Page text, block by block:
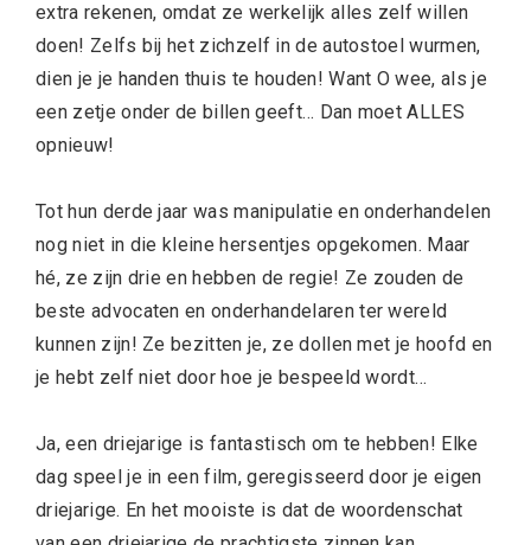
extra rekenen, omdat ze werkelijk alles zelf willen
doen! Zelfs bij het zichzelf in de autostoel wurmen,
dien je je handen thuis te houden! Want O wee, als je
een zetje onder de billen geeft… Dan moet ALLES
opnieuw!
Tot hun derde jaar was manipulatie en onderhandelen
nog niet in die kleine hersentjes opgekomen. Maar
hé, ze zijn drie en hebben de regie! Ze zouden de
beste advocaten en onderhandelaren ter wereld
kunnen zijn! Ze bezitten je, ze dollen met je hoofd en
je hebt zelf niet door hoe je bespeeld wordt…
Ja, een driejarige is fantastisch om te hebben! Elke
dag speel je in een film, geregisseerd door je eigen
driejarige. En het mooiste is dat de woordenschat